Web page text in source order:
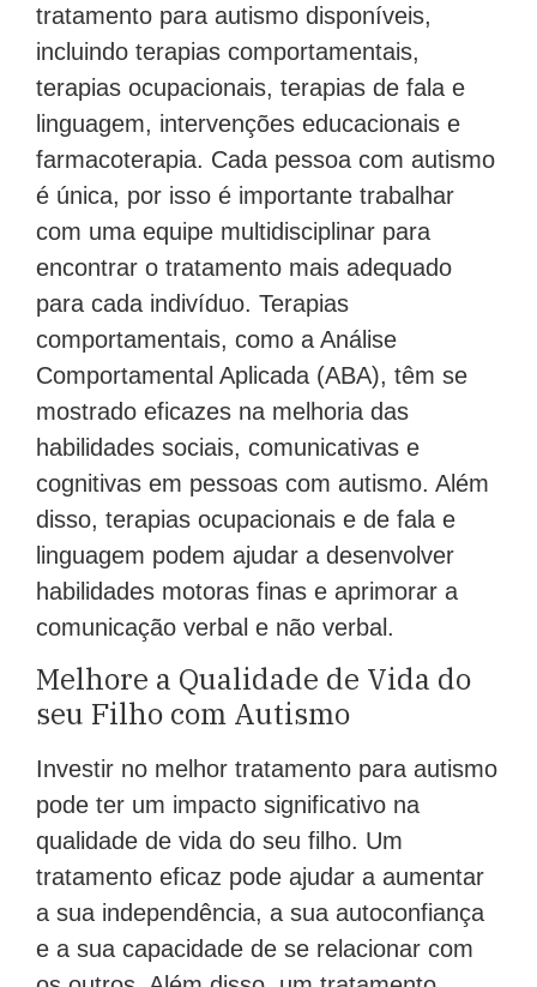
tratamento para autismo disponíveis,
incluindo terapias comportamentais,
terapias ocupacionais, terapias de fala e
linguagem, intervenções educacionais e
farmacoterapia. Cada pessoa com autismo
é única, por isso é importante trabalhar
com uma equipe multidisciplinar para
encontrar o tratamento mais adequado
para cada indivíduo. Terapias
comportamentais, como a Análise
Comportamental Aplicada (ABA), têm se
mostrado eficazes na melhoria das
habilidades sociais, comunicativas e
cognitivas em pessoas com autismo. Além
disso, terapias ocupacionais e de fala e
linguagem podem ajudar a desenvolver
habilidades motoras finas e aprimorar a
comunicação verbal e não verbal.
Melhore a Qualidade de Vida do
seu Filho com Autismo
Investir no melhor tratamento para autismo
pode ter um impacto significativo na
qualidade de vida do seu filho. Um
tratamento eficaz pode ajudar a aumentar
a sua independência, a sua autoconfiança
e a sua capacidade de se relacionar com